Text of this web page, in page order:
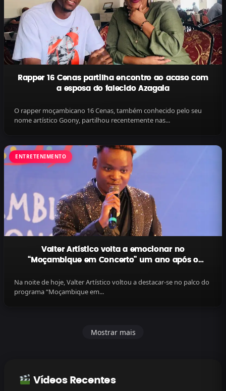
Rapper 16 Cenas partilha encontro ao acaso com
a esposa do falecido Azagaia
O rapper moçambicano 16 Cenas, também conhecido pelo seu
nome artístico Goony, partilhou recentemente nas...
ENTRETENIMENTO
Valter Artístico volta a emocionar no
“Moçambique em Concerto” um ano após o
Na noite de hoje, Valter Artístico voltou a destacar-se no palco do
programa “Moçambique em...
Mostrar mais
Vídeos Recentes